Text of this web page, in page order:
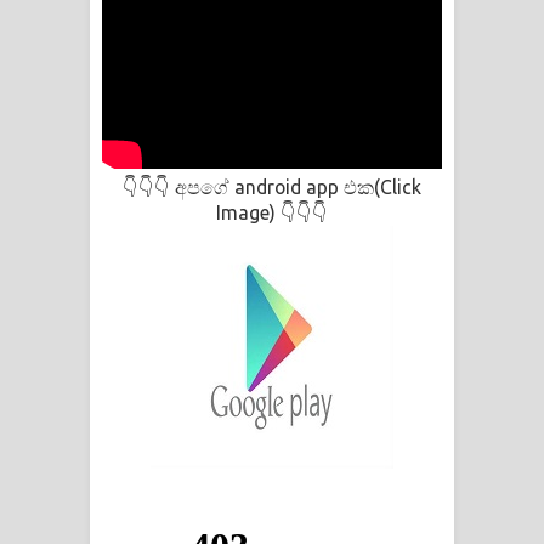
👇👇👇 අපගේ android app එක(Click
Image) 👇👇👇